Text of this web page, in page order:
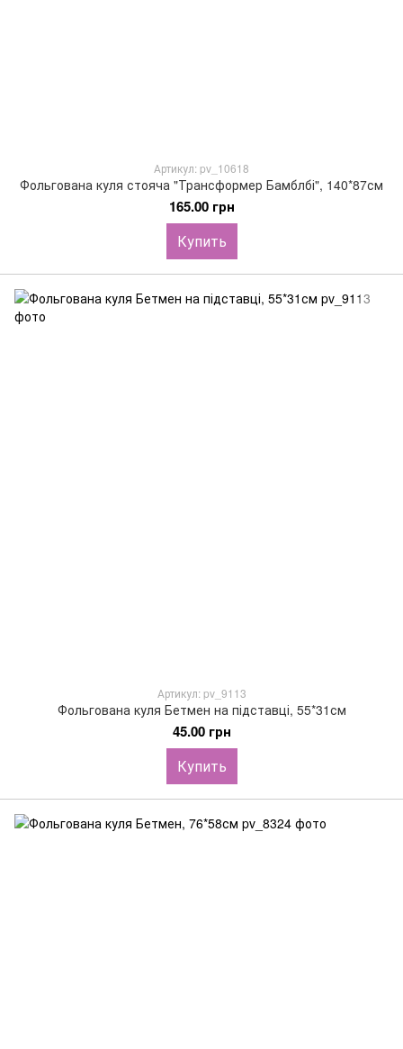
Артикул: pv_10618
Фольгована куля стояча "Трансформер Бамблбі", 140*87см
165.00 грн
Купить
Артикул: pv_9113
Фольгована куля Бетмен на підставці, 55*31см
45.00 грн
Купить